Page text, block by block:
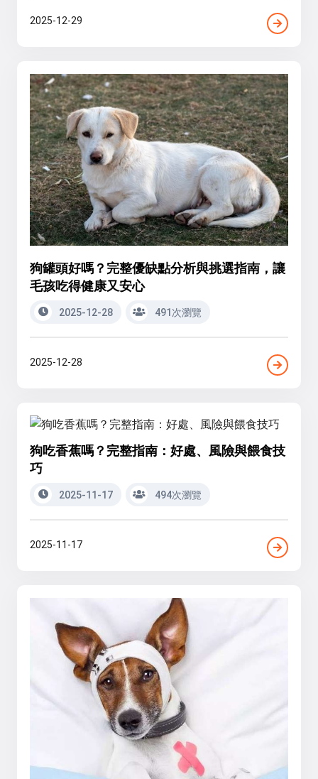
2025-12-29
狗罐頭好嗎？完整優缺點分析與挑選指南，讓
毛孩吃得健康又安心
2025-12-28 491次瀏覽
2025-12-28
狗吃香蕉嗎？完整指南：好處、風險與餵食技
巧
2025-11-17 494次瀏覽
2025-11-17